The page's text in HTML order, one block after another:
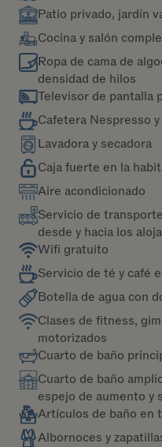
Patio privado, jardín
Cocina y salón
Ropa de cama de
densidad de hilos
Televisor de pantalla
Cafetera Nespresso
Lavadora y secadora
Caja fuerte en la
Aire acondicionado
Servicio de
desde y hacia los
Wifi gratuito
Servicio de té y café
Botella de agua con
Clases de fitness,
motorizados
Cuarto de baño
Cuarto de baño
espejo de aumento y
Artículos de baño en
Albornoces y